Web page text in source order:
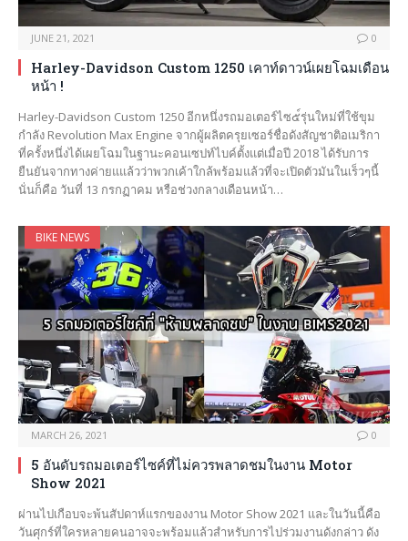
JUNE 21, 2021 0
Harley-Davidson Custom 1250 เคาท์ดาวน์เผยโฉมเดือน
หน้า !
Harley-Davidson Custom 1250 อีกหนึ่งรถมอเตอร์ไซ๕์รุ่นใหม่ที่ใช้ขุม
กำลัง Revolution Max Engine จากผู้ผลิตครุยเซอร์ชื่อดังสัญชาติอเมริกา
ที่ครั้งหนึ่งได้เผยโฉมในฐานะคอนเซปท์ไบค์ตั้งแต่เมื่อปี 2018 ได้รับการ
ยืนยันจากทางค่ายแแล้วว่าพวกเค้าใกล้พร้อมแล้วที่จะเปิดตัวมันในเร็วๆนี้
นั่นก็คือ วันที่ 13 กรกฏาคม หรือช่วงกลางเดือนหน้า…
BIKE NEWS
MARCH 26, 2021 0
5 อันดับรถมอเตอร์ไซค์ที่ไม่ควรพลาดชมในงาน Motor
Show 2021
ผ่านไปเกือบจะพ้นสัปดาห์แรกของงาน Motor Show 2021 และในวันนี้คือ
วันศุกร์ที่ใครหลายคนอาจจะพร้อมแล้วสำหรับการไปร่วมงานดังกล่าว ดัง